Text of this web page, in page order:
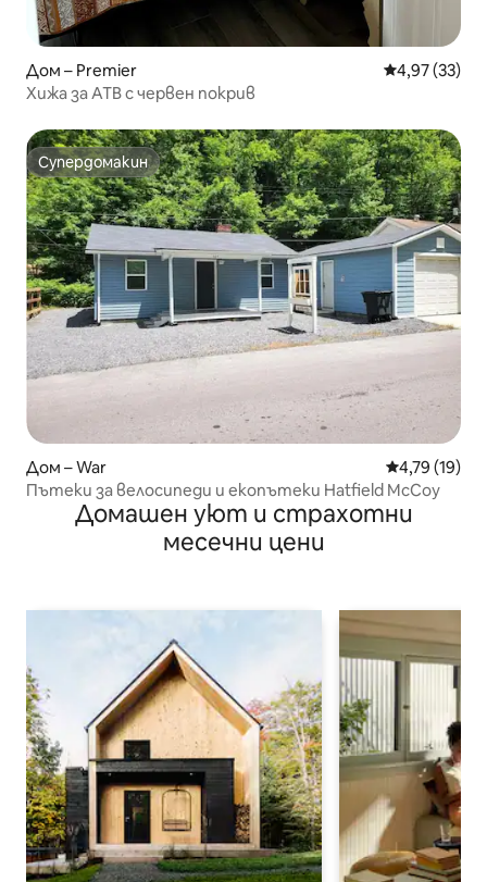
Дом – Premier Средна
4,97 (33)
Хижа за АТВ с червен покрив
Супердомакин
Супердомакин
Дом – War Средна
4,79 (19)
Пътеки за велосипеди и екопътеки Hatfield McCoy
Домашен уют и страхотни
месечни цени